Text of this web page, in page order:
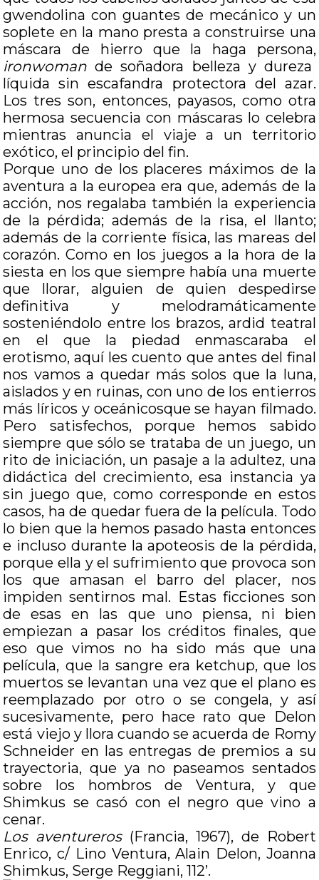
gwendolina con guantes de mecánico y un
soplete en la mano presta a construirse una
máscara de hierro que la haga persona,
ironwoman de soñadora belleza y dureza
líquida sin escafandra protectora del azar.
Los tres son, entonces, payasos, como otra
hermosa secuencia con máscaras lo celebra
mientras anuncia el viaje a un territorio
exótico, el principio del fin.
Porque uno de los placeres máximos de la
aventura a la europea era que, además de la
acción, nos regalaba también la experiencia
de la pérdida; además de la risa, el llanto;
además de la corriente física, las mareas del
corazón. Como en los juegos a la hora de la
siesta en los que siempre había una muerte
que llorar, alguien de quien despedirse
definitiva y melodramáticamente
sosteniéndolo entre los brazos, ardid teatral
en el que la piedad enmascaraba el
erotismo, aquí les cuento que antes del final
nos vamos a quedar más solos que la luna,
aislados y en ruinas, con uno de los entierros
más líricos y oceánicosque se hayan filmado.
Pero satisfechos, porque hemos sabido
siempre que sólo se trataba de un juego, un
rito de iniciación, un pasaje a la adultez, una
didáctica del crecimiento, esa instancia ya
sin juego que, como corresponde en estos
casos, ha de quedar fuera de la película. Todo
lo bien que la hemos pasado hasta entonces
e incluso durante la apoteosis de la pérdida,
porque ella y el sufrimiento que provoca son
los que amasan el barro del placer, nos
impiden sentirnos mal. Estas ficciones son
de esas en las que uno piensa, ni bien
empiezan a pasar los créditos finales, que
eso que vimos no ha sido más que una
película, que la sangre era ketchup, que los
muertos se levantan una vez que el plano es
reemplazado por otro o se congela, y así
sucesivamente, pero hace rato que Delon
está viejo y llora cuando se acuerda de Romy
Schneider en las entregas de premios a su
trayectoria, que ya no paseamos sentados
sobre los hombros de Ventura, y que
Shimkus se casó con el negro que vino a
cenar.
Los aventureros(Francia, 1967), de Robert
Enrico, c/ Lino Ventura, Alain Delon, Joanna
Shimkus, Serge Reggiani, 112’.